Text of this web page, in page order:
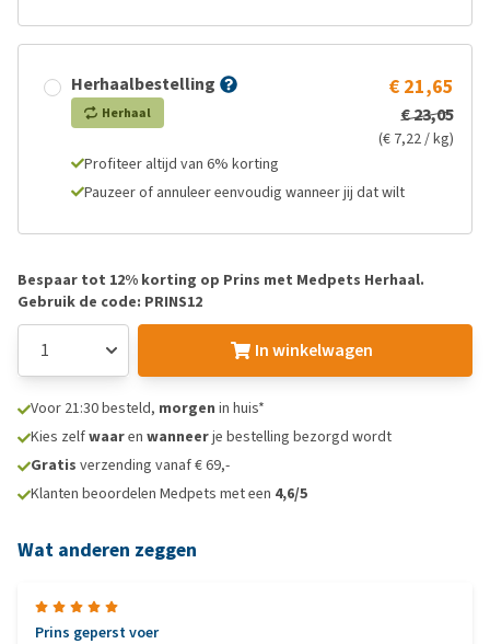
Herhaalbestelling
Herhaal
€ 21,65
€ 23,05
(€ 7,22 / kg)
Profiteer altijd van 6% korting
Pauzeer of annuleer eenvoudig wanneer jij dat wilt
Bespaar tot 12% korting op Prins met Medpets Herhaal.
Gebruik de code: PRINS12
In winkelwagen
Voor 21:30 besteld, morgen in huis*
Kies zelfwaaren wanneerje bestelling bezorgd wordt
Gratis verzending vanaf € 69,-
Klanten beoordelen Medpets met een 4,6/5
Wat anderen zeggen
Prins geperst voer